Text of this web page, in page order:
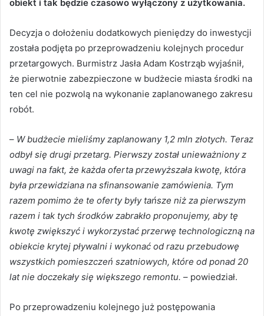
obiekt i tak będzie czasowo wyłączony z użytkowania.
Decyzja o dołożeniu dodatkowych pieniędzy do inwestycji
została podjęta po przeprowadzeniu kolejnych procedur
przetargowych. Burmistrz Jasła Adam Kostrząb wyjaśnił,
że pierwotnie zabezpieczone w budżecie miasta środki na
ten cel nie pozwolą na wykonanie zaplanowanego zakresu
robót.
– W budżecie mieliśmy zaplanowany 1,2 mln złotych. Teraz
odbył się drugi przetarg. Pierwszy został unieważniony z
uwagi na fakt, że każda oferta przewyższała kwotę, która
była przewidziana na sfinansowanie zamówienia. Tym
razem pomimo że te oferty były tańsze niż za pierwszym
razem i tak tych środków zabrakło proponujemy, aby tę
kwotę zwiększyć i wykorzystać przerwę technologiczną na
obiekcie krytej pływalni i wykonać od razu przebudowę
wszystkich pomieszczeń szatniowych, które od ponad 20
lat nie doczekały się większego remontu. – powiedział.
Po przeprowadzeniu kolejnego już postępowania